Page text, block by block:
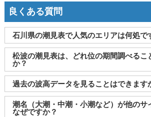
良くある質問
石川県の潮見表で人気のエリアは何処で
金沢、珠洲市（能登） 、七尾、輪島 、穴水
ります。
松波の潮見表は、どれ位の期間調べるこ
か？
2011～2027年までの16年間分の潮汐情報や
調べることができます。視覚的に分かり易
日の出・日の入り情報も合わせて確認する
過去の波高データを見ることはできます
大変申し訳ございませんが、過去の波高デ
関してはご提供しておりません。
潮名（大潮・中潮・小潮など）が他のサ
なぜですか？